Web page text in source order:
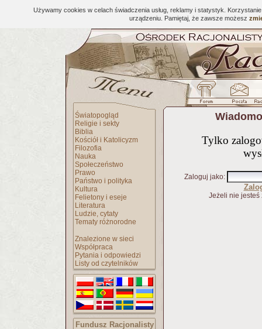
Używamy cookies w celach świadczenia usług, reklamy i statystyk.
urządzeniu. Pamiętaj, że zawsze możesz
Światopogląd
Religie i sekty
Biblia
Kościół i Katolicyzm
Filozofia
Nauka
Społeczeństwo
Prawo
Państwo i polityka
Kultura
Felietony i eseje
Literatura
Ludzie, cytaty
Tematy różnorodne
Znalezione w sieci
Współpraca
Pytania i odpowiedzi
Listy od czytelników
Fundusz Racjonalisty
Tylko
Zaloguj jako:
Jeżeli nie